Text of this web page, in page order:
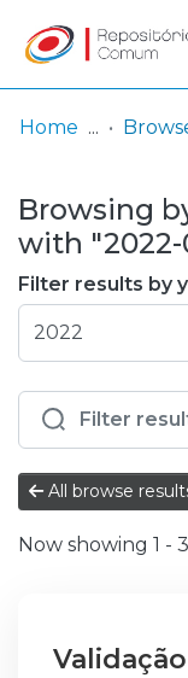
& Collections
Browse repository
Entities
Log
In
(current)
Home
Browsing
with "2022-
Filter results by
All browse
Now showing 1 -